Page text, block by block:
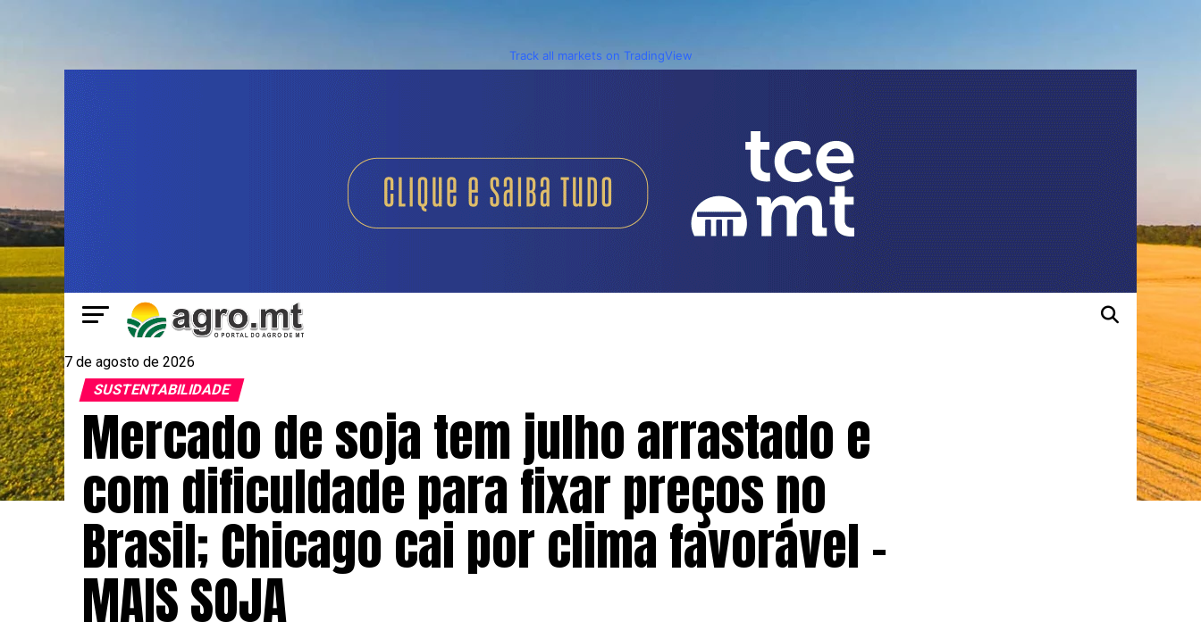
Track all markets on TradingView
7 de agosto de 2026
SUSTENTABILIDADE
Mercado de soja tem julho arrastado e
com dificuldade para fixar preços no
Brasil; Chicago cai por clima favorável –
MAIS SOJA